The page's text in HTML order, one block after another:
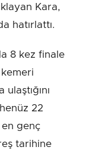
Kara,
hatırlattı.
8 kez finale
22
genç
tarihine